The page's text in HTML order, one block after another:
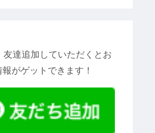
友達追加していただくとお
がゲットできます！